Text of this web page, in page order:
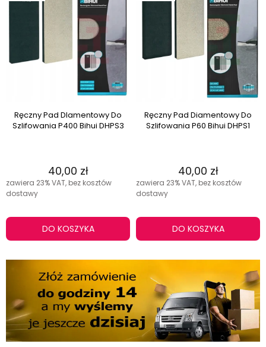
Ręczny Pad DIamentowy Do
Szlifowania P400 Bihui DHPS3
40,00 zł
zawiera 23% VAT, bez kosztów
dostawy
DO KOSZYKA
Ręczny Pad Diamentowy Do
Szlifowania P60 Bihui DHPS1
40,00 zł
zawiera 23% VAT, bez kosztów
dostawy
DO KOSZYKA